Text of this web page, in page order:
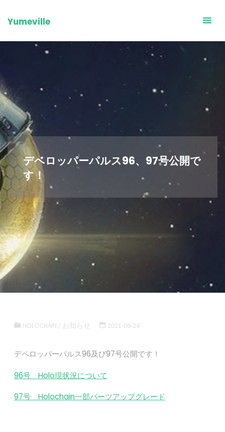
toYumeville
デベロッパーパルス96、97号公開で
す！
HOLOCHAIN / お知らせ 2021-06-24
デベロッパーパルス96及び97号公開です！
96号 Holo現状況について
97号 Holochain一部パーツアップグレード